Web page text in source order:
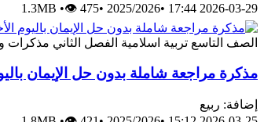
2026-03-29 17:44
•
2025/2026
•
1.3MB •👁 475
الصف التاسع تربية اسلامية الفصل الثاني مذكرات
مذكرة مراجعة شاملة بدون حل الإيمان
إضافة: ربيع